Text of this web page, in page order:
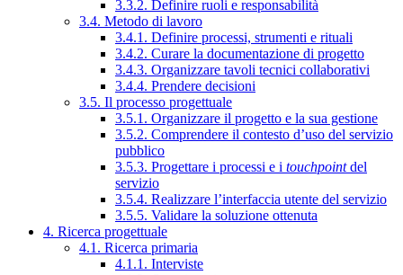
3.3.2. Definire ruoli e responsabilità
3.4. Metodo di lavoro
3.4.1. Definire processi, strumenti e rituali
3.4.2. Curare la documentazione di progetto
3.4.3. Organizzare tavoli tecnici collaborativi
3.4.4. Prendere decisioni
3.5. Il processo progettuale
3.5.1. Organizzare il progetto e la sua gestione
3.5.2. Comprendere il contesto d’uso del servizio
pubblico
3.5.3. Progettare i processi e i touchpointdel
servizio
3.5.4. Realizzare l’interfaccia utente del servizio
3.5.5. Validare la soluzione ottenuta
4. Ricerca progettuale
4.1. Ricerca primaria
4.1.1. Interviste